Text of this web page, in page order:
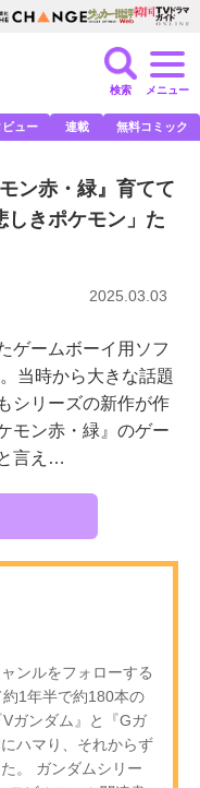
検索 メニュー
ビュー 連載 無料コミック
ン赤・緑』育てて
しきポケモン」た
2025.03.03
ゲームボーイ用ソフ
当時から大きな話題
シリーズの新作が作
モン赤・緑』のゲー
言え…
ンルをフォローする
1年半で約180本の
ガンダム』と『Gガ
ハマり、それからず
。 ガンダムシリー